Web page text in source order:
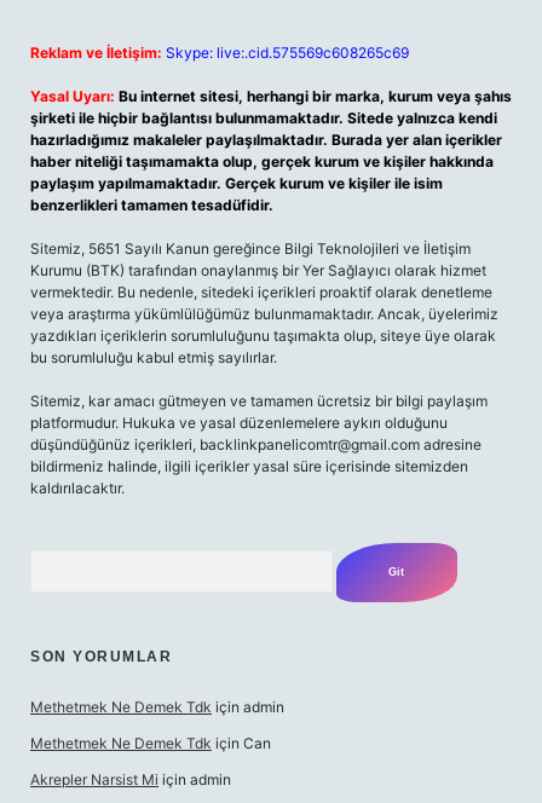
Reklam ve İletişim: Skype: live:.cid.575569c608265c69
Yasal Uyarı: Bu internet sitesi, herhangi bir marka, kurum veya şahıs
şirketi ile hiçbir bağlantısı bulunmamaktadır. Sitede yalnızca kendi
hazırladığımız makaleler paylaşılmaktadır. Burada yer alan içerikler
haber niteliği taşımamakta olup, gerçek kurum ve kişiler hakkında
paylaşım yapılmamaktadır. Gerçek kurum ve kişiler ile isim
benzerlikleri tamamen tesadüfidir.
Sitemiz, 5651 Sayılı Kanun gereğince Bilgi Teknolojileri ve İletişim
Kurumu (BTK) tarafından onaylanmış bir Yer Sağlayıcı olarak hizmet
vermektedir. Bu nedenle, sitedeki içerikleri proaktif olarak denetleme
veya araştırma yükümlülüğümüz bulunmamaktadır. Ancak, üyelerimiz
yazdıkları içeriklerin sorumluluğunu taşımakta olup, siteye üye olarak
bu sorumluluğu kabul etmiş sayılırlar.
Sitemiz, kar amacı gütmeyen ve tamamen ücretsiz bir bilgi paylaşım
platformudur. Hukuka ve yasal düzenlemelere aykırı olduğunu
düşündüğünüz içerikleri, backlinkpanelicomtr@gmail.com adresine
bildirmeniz halinde, ilgili içerikler yasal süre içerisinde sitemizden
kaldırılacaktır.
SON YORUMLAR
Methetmek Ne Demek Tdk için admin
Methetmek Ne Demek Tdk için Can
Akrepler Narsist Mi için admin